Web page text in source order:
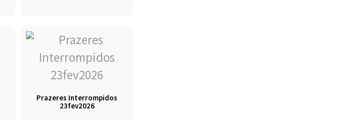
Prazeres Interrompidos
23fev2026